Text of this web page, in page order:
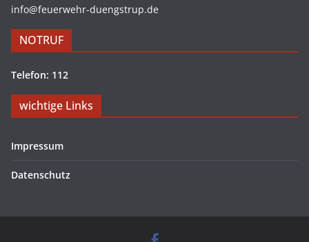
info@feuerwehr-duengstrup.de
NOTRUF
Telefon: 112
wichtige Links
Impressum
Datenschutz